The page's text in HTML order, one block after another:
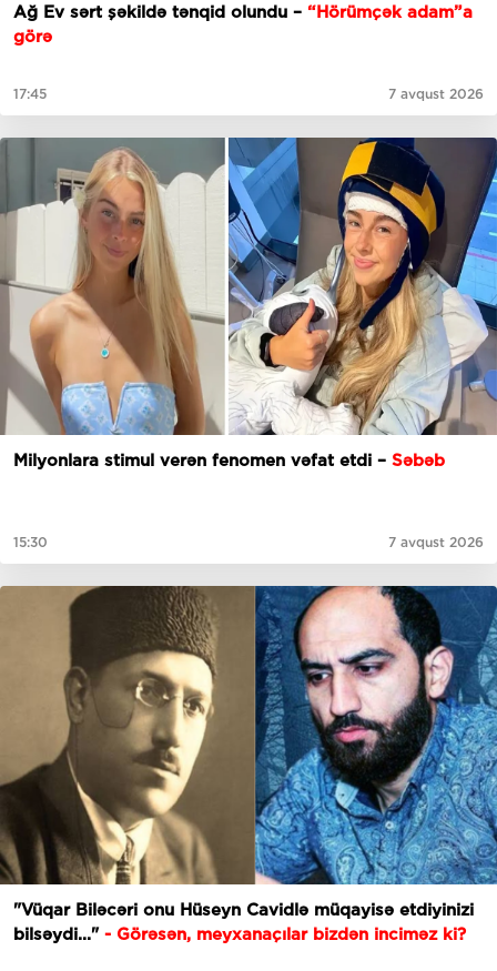
Ağ Ev sərt şəkildə tənqid olundu – “Hörümçək adam”a
görə
17:45 7 avqust 2026
Milyonlara stimul verən fenomen vəfat etdi – Səbəb
15:30 7 avqust 2026
"Vüqar Biləcəri onu Hüseyn Cavidlə müqayisə etdiyinizi
bilsəydi..." - Görəsən, meyxanaçılar bizdən inciməz ki?